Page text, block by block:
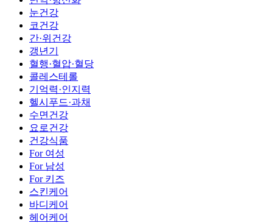
눈건강
코건강
간·위건강
갱년기
혈행·혈압·혈당
콜레스테롤
기억력·인지력
헬시푸드·과채
수면건강
요로건강
건강식품
For 여성
For 남성
For 키즈
스킨케어
바디케어
헤어케어